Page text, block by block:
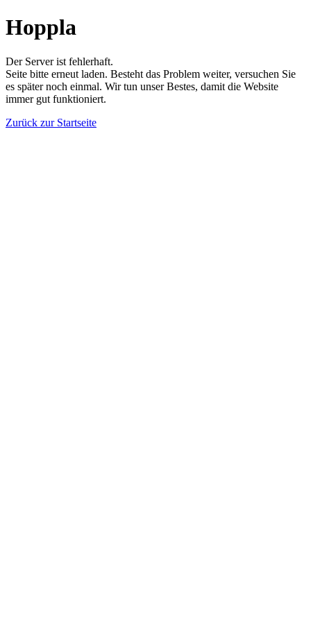
Hoppla
Der Server ist fehlerhaft.
Seite bitte erneut laden. Besteht das Problem weiter, versuchen Sie
es später noch einmal. Wir tun unser Bestes, damit die Website
immer gut funktioniert.
Zurück zur Startseite